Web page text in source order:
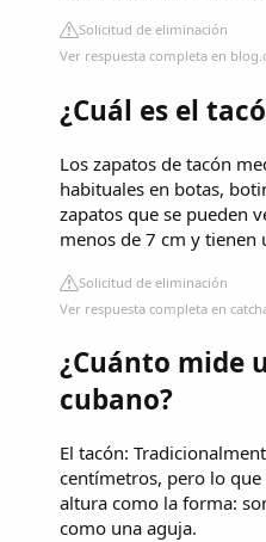
Solicitud de eliminación
Ver respuesta completa en
¿Cuál es el
Los zapatos de tacón
habituales en botas,
zapatos que se pueden
menos de 7 cm y tienen
Solicitud de eliminación
Ver respuesta completa en
¿Cuánto mide
cubano?
El tacón:
centímetros, pero lo
altura como la forma:
como una aguja.